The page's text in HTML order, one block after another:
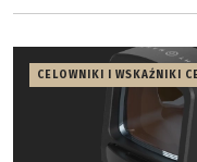
CELOWNIKI I WSKAŹNIKI